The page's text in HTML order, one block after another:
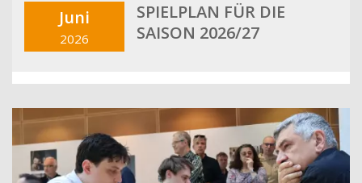
Juni
2026
SPIELPLAN FÜR DIE
SAISON 2026/27